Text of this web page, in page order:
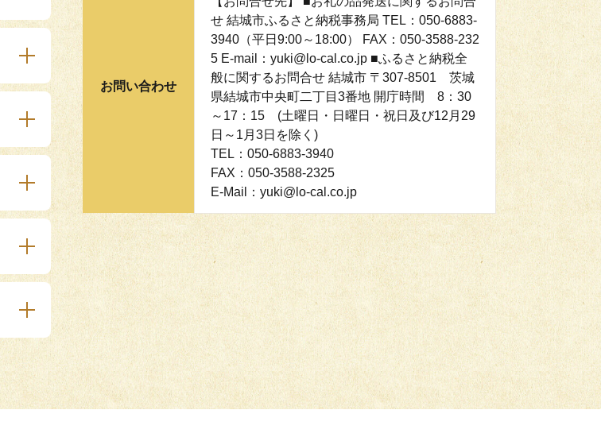
お問い合わせ
せ 結城市ふるさと納税事務局 TEL：050-6883-
3940（平日9:00～18:00） FAX：050-3588-232
5 E-mail：yuki@lo-cal.co.jp ■ふるさと納税全
般に関するお問合せ 結城市 〒307-8501 茨城
県結城市中央町二丁目3番地 開庁時間 8：30
～17：15 (土曜日・日曜日・祝日及び12月29
日～1月3日を除く)
TEL：050-6883-3940
FAX：050-3588-2325
E-Mail：yuki@lo-cal.co.jp